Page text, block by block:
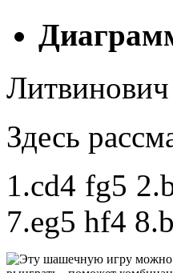
Здесь
1.cd4 fg5
7.eg5 hf4